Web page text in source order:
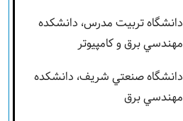
دانشگاه تربيت مدرس، دانشکده
مهندسي برق و کامپيوتر
دانشگاه صنعتي شريف، دانشکده
مهندسي برق